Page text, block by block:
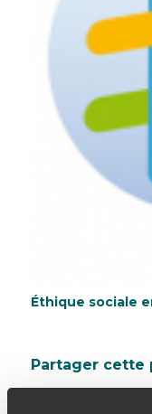
Éthique sociale
Partager cette